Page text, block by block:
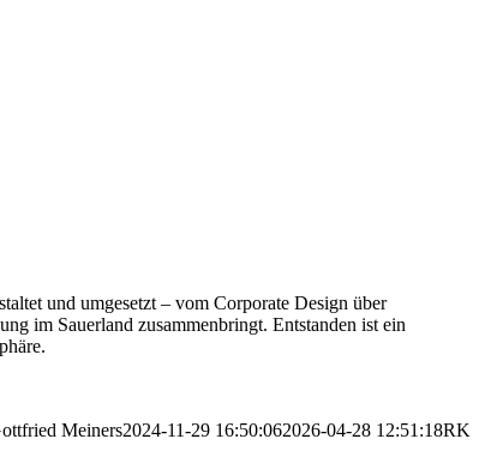
und umgesetzt – vom Corporate Design über
im Sauerland zusammenbringt. Entstanden ist ein
Meiners2024-11-29 16:50:062026-04-28 12:51:18RK